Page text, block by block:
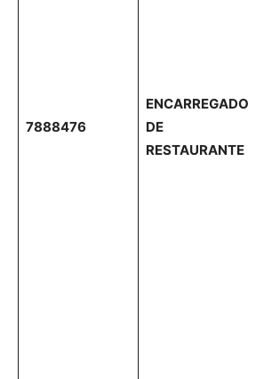
7888476
ENCARREGADO
DE
RESTAURANTE